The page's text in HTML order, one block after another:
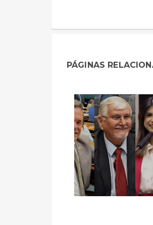
PÁGINAS